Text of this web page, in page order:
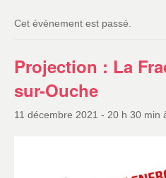
Cet évènement est passé.
Projection : La
sur-Ouche
11 décembre 2021 - 20 h 30 min